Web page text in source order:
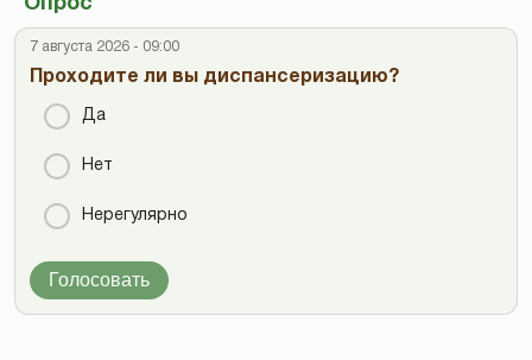
Опрос
7 августа 2026 - 09:00
Проходите ли вы диспансеризацию?
Да
Нет
Нерегулярно
Голосовать